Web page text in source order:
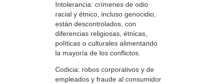
Intolerancia: crímenes de odio
racial y étnico, incluso genocidio,
están descontrolados, con
diferencias religiosas, étnicas,
políticas o culturales alimentando
la mayoría de los conflictos.
Codicia: robos corporativos y de
empleados y fraude al consumidor